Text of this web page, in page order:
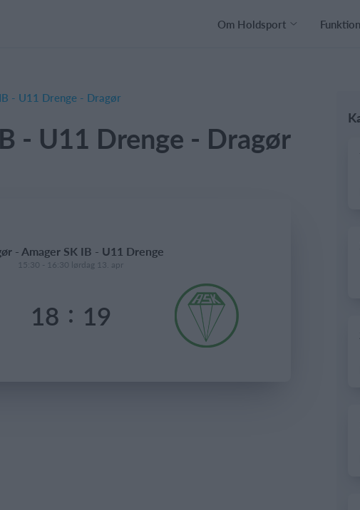
Om Holdsport
- U11 Drenge - Dragør
- U11 Drenge - Dragør
- Amager SK IB - U11 Drenge
15:30 - 16:30 lørdag 13. apr
18 : 19